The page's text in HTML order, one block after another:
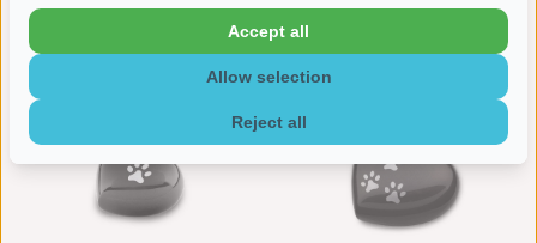
goudkleurig M - messing goudkleurig L - messing
Reject all
Allow selection
Accept all